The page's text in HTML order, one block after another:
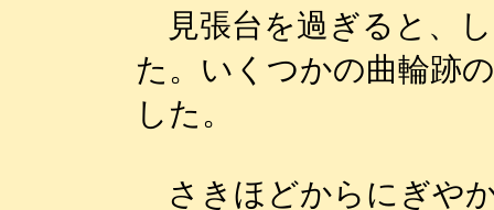
見張台を過ぎると、
た。いくつかの曲輪跡
した。
さきほどからにぎや